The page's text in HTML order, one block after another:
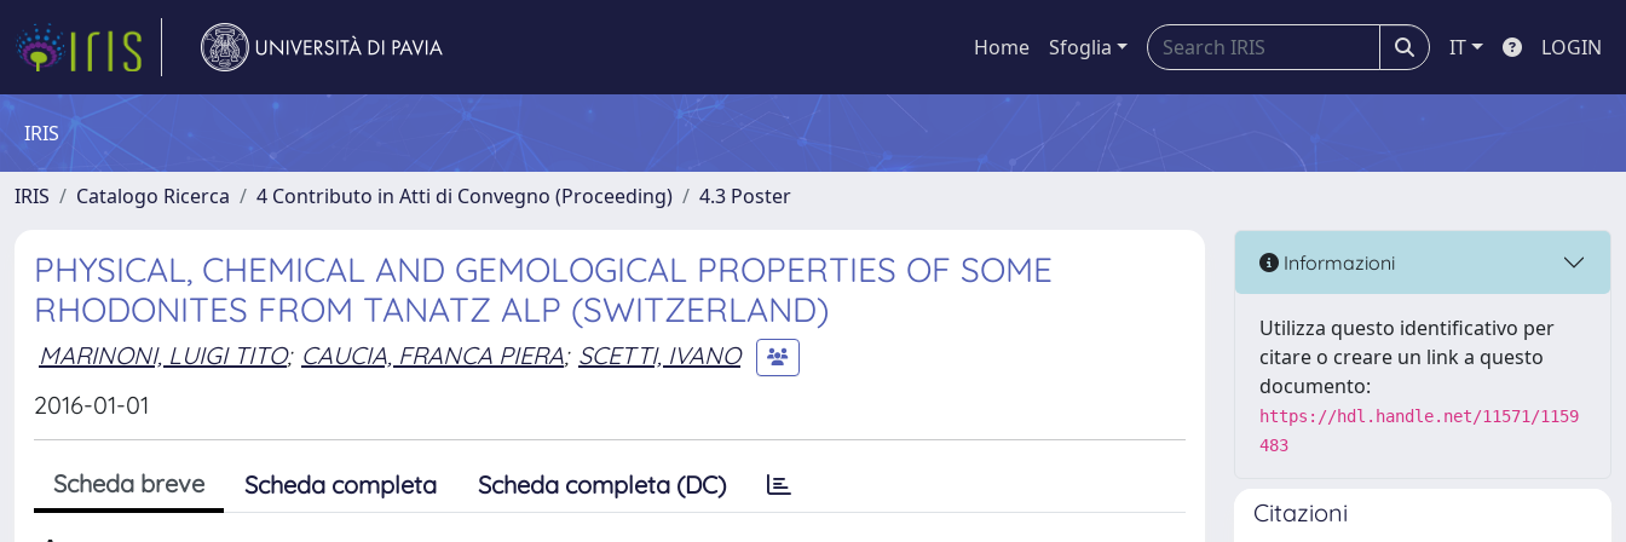
Home Sfoglia IT LOGIN
IRIS
IRIS Catalogo Ricerca 4 Contributo in Atti di Convegno (Proceeding) 4.3 Poster
PHYSICAL, CHEMICAL AND GEMOLOGICAL PROPERTIES OF SOME
RHODONITES FROM TANATZ ALP (SWITZERLAND)
MARINONI, LUIGI TITO; CAUCIA, FRANCA PIERA; SCETTI, IVANO
2016-01-01
Scheda breve Scheda completa Scheda completa (DC)
Informazioni
Utilizza questo identificativo per
citare o creare un link a questo
documento:
https://hdl.handle.net/11571/1159
483
Citazioni